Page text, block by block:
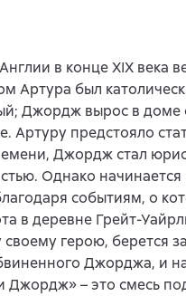
в конце XIX века
Артура был
Джордж вырос в доме
Артуру предстояло
Джордж стал
Однако
событиям, о
в деревне Грейт-
герою, берется
Джорджа, и
Джордж» – это смесь